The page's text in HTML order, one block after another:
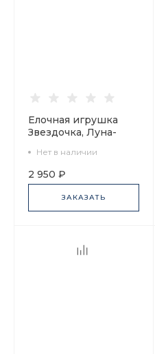
Елочная игрушка
Звездочка, Луна-
60.16090.00.1
Нет в наличии
2 950 ₽
ЗАКАЗАТЬ